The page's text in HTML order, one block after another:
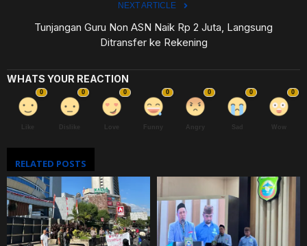
NEXT ARTICLE
Tunjangan Guru Non ASN Naik Rp 2 Juta, Langsung
Ditransfer ke Rekening
WHATS YOUR REACTION
0
Like
0
Dislike
0
Love
0
Funny
0
Angry
0
Sad
0
Wow
RELATED POSTS